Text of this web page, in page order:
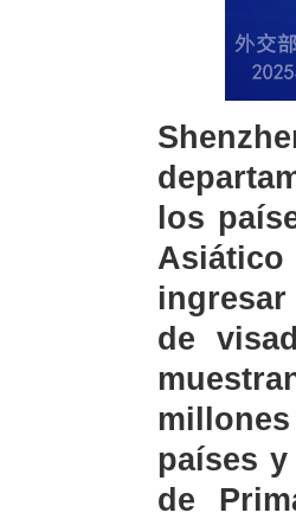
los
ingresar
de
países
de